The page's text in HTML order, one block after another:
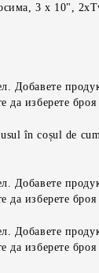
3 х 10",
Добавете
изберете броя
în coșul de
Добавете
изберете броя
Добавете
изберете броя